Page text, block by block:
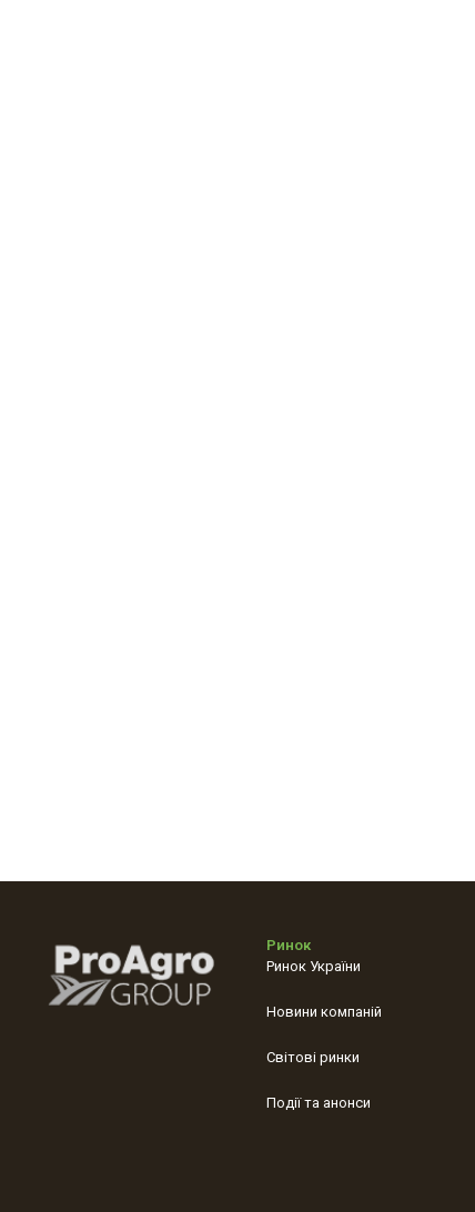
Ринок
Ринок України
Новини компаній
Світові ринки
Події та анонси